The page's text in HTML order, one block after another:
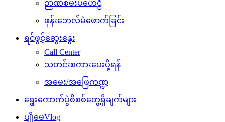
ဉာဏ်စမ်းပဟေဠိ
ဖုန်းဘေလ်မဲဖောက်ခြင်း
ရင်ဖွင့်ဆွေးနွေး
Call Center
သတင်းစကားပေးပို့ရန်
အမေး/အဖြေကဏ္ဍ
ရွေးကောက်ပွဲစိစစ်တွေ့ရှိချက်များ
ပျိုမေVlog